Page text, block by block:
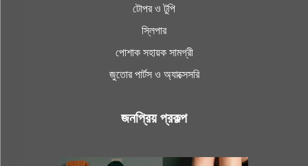
টোপর ও টুপি
স্লিপার
পোশাক সহায়ক সামগ্রী
জুতোর পার্টস ও অ্যাক্সেসরি
জনপ্রিয় প্রকল্প